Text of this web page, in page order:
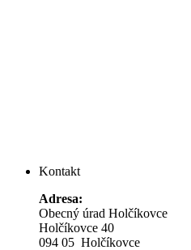
Kontakt
Adresa:
Obecný úrad Holčíkovce
Holčíkovce 40
094 05 Holčíkovce